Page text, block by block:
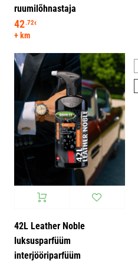
ruumilõhnastaja
42.72€
+ km
42L Leather Noble
luksusparfüüm
interjööriparfüüm